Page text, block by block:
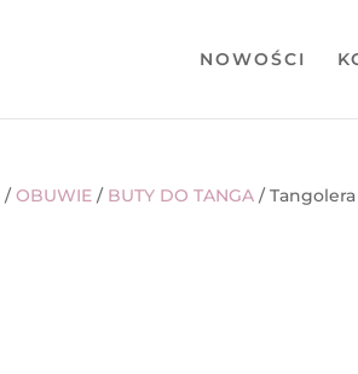
NOWOŚCI
/OBUWIE / BUTY DO TANGA /